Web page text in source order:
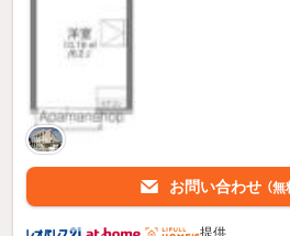
お問い合わせ （無